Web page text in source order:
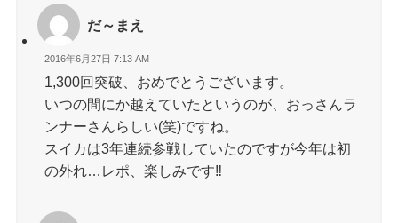
だ～まえ
2016年6月27日 7:13 AM
1,300回突破、おめでとうございます。
いつの間にか越えていたというのが、おっさんラ
ンナーさんらしい(笑)ですね。
スイカは3年連続参戦していたのですが今年は初
の外れ…レポ、楽しみです‼